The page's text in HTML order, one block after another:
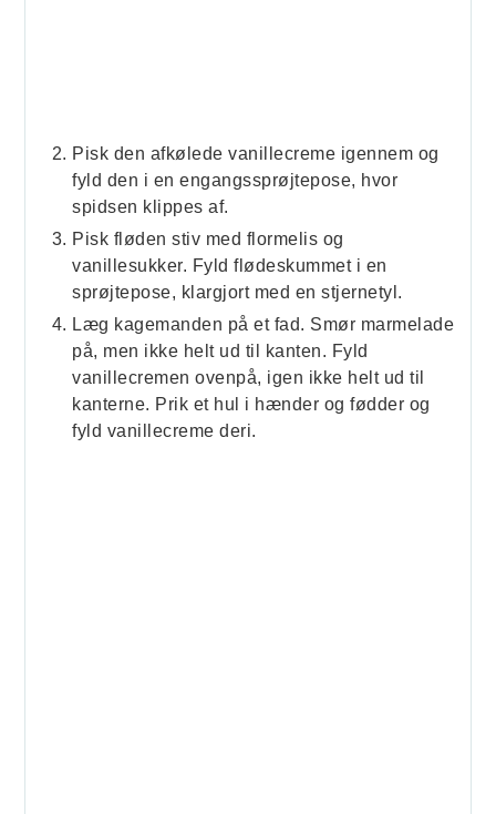
Pisk den afkølede vanillecreme igennem og
fyld den i en engangssprøjtepose, hvor
spidsen klippes af.
Pisk fløden stiv med flormelis og
vanillesukker. Fyld flødeskummet i en
sprøjtepose, klargjort med en stjernetyl.
Læg kagemanden på et fad. Smør marmelade
på, men ikke helt ud til kanten. Fyld
vanillecremen ovenpå, igen ikke helt ud til
kanterne. Prik et hul i hænder og fødder og
fyld vanillecreme deri.